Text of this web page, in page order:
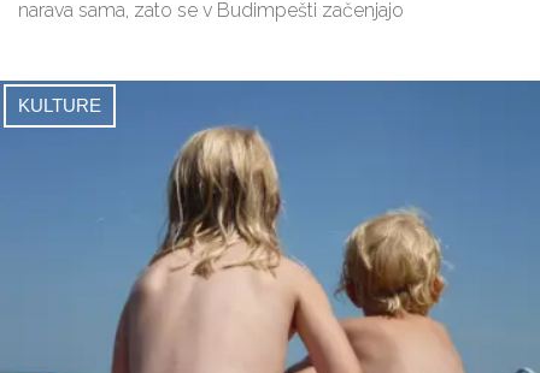
narava sama, zato se v Budimpešti začenjajo
KULTURE